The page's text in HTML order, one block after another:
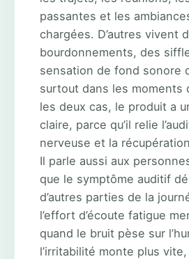
passantes et les
chargées. D’autres vivent
bourdonnements, des
sensation de fond sonore
surtout dans les moments
les deux cas, le produit a
claire, parce qu’il relie
nerveuse et la
Il parle aussi aux
que le symptôme auditif
d’autres parties de la
l’effort d’écoute fatigue
quand le bruit pèse sur
l’irritabilité monte plus